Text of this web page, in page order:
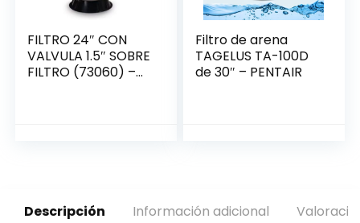
FILTRO 24″ CON
VALVULA 1.5″ SOBRE
FILTRO (73060) –
Filtro de arena
TAGELUS TA-100D
de 30″ – PENTAIR
Descripción Información adicional